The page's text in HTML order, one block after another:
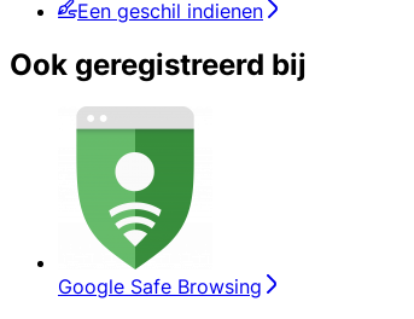
Een geschil indienen
Ook geregistreerd bij
Google Safe Browsing